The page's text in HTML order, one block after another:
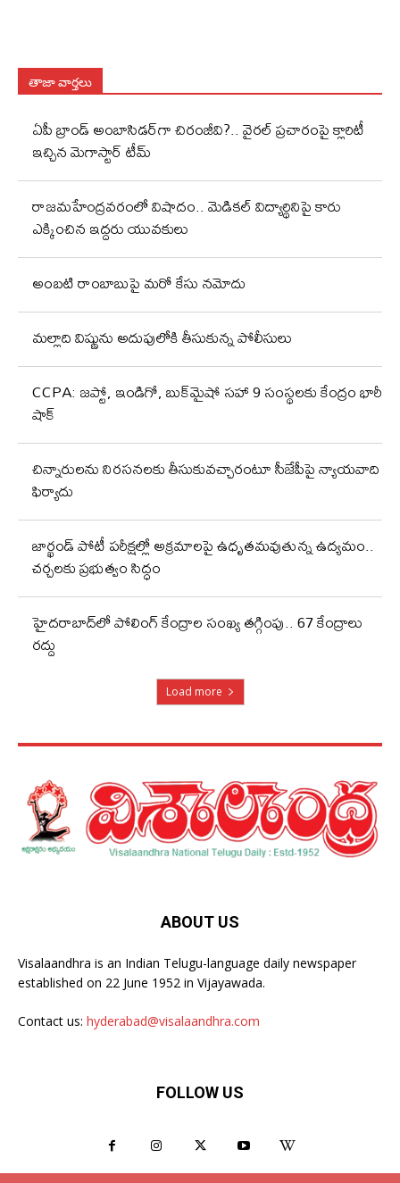
తాజా వార్తలు
ఏపీ బ్రాండ్ అంబాసిడర్‌గా చిరంజీవి?.. వైరల్ ప్రచారంపై క్లారిటీ
ఇచ్చిన మెగాస్టార్ టీమ్
రాజమహేంద్రవరంలో విషాదం.. మెడికల్ విద్యార్థినిపై కారు
ఎక్కించిన ఇద్దరు యువకులు
అంబటి రాంబాబుపై మరో కేసు నమోదు
మల్లాది విష్ణును అదుపులోకి తీసుకున్న పోలీసులు
CCPA: జప్టో, ఇండిగో, బుక్‌మైషో సహా 9 సంస్థలకు కేంద్రం భారీ
షాక్
చిన్నారులను నిరసనలకు తీసుకువచ్చారంటూ సీజేపీపై న్యాయవాది
ఫిర్యాదు
జార్ఖండ్‌ పోటీ పరీక్షల్లో అక్రమాలపై ఉధృతమవుతున్న ఉద్యమం..
చర్చలకు ప్రభుత్వం సిద్ధం
హైదరాబాద్‌లో పోలింగ్‌ కేంద్రాల సంఖ్య తగ్గింపు.. 67 కేంద్రాలు
రద్దు
Load more
ABOUT US
Visalaandhra is an Indian Telugu-language daily newspaper
established on 22 June 1952 in Vijayawada.
Contact us: hyderabad@visalaandhra.com
FOLLOW US